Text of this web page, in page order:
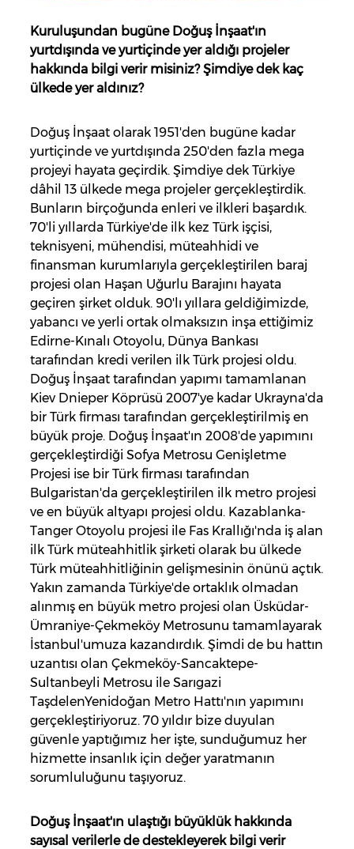
Kuruluşundan bugüne Doğuş İnşaat'ın
yurtdışında ve yurtiçinde yer aldığı projeler
hakkında bilgi verir misiniz? Şimdiye dek kaç
ülkede yer aldınız?
Doğuş İnşaat olarak 1951'den bugüne kadar
yurtiçinde ve yurtdışında 250'den fazla mega
projeyi hayata geçirdik. Şimdiye dek Türkiye
dâhil 13 ülkede mega projeler gerçekleştirdik.
Bunların birçoğunda enleri ve ilkleri başardık.
70'li yıllarda Türkiye'de ilk kez Türk işçisi,
teknisyeni, mühendisi, müteahhidi ve
finansman kurumlarıyla gerçekleştirilen baraj
projesi olan Haşan Uğurlu Barajını hayata
geçiren şirket olduk. 90'lı yıllara geldiğimizde,
yabancı ve yerli ortak olmaksızın inşa ettiğimiz
Edirne-Kınalı Otoyolu, Dünya Bankası
tarafından kredi verilen ilk Türk projesi oldu.
Doğuş İnşaat tarafından yapımı tamamlanan
Kiev Dnieper Köprüsü 2007'ye kadar Ukrayna'da
bir Türk firması tarafından gerçekleştirilmiş en
büyük proje. Doğuş İnşaat'ın 2008'de yapımını
gerçekleştirdiği Sofya Metrosu Genişletme
Projesi ise bir Türk firması tarafından
Bulgaristan'da gerçekleştirilen ilk metro projesi
ve en büyük altyapı projesi oldu. Kazablanka-
Tanger Otoyolu projesi ile Fas Krallığı'nda iş alan
ilk Türk müteahhitlik şirketi olarak bu ülkede
Türk müteahhitliğinin gelişmesinin önünü açtık.
Yakın zamanda Türkiye'de ortaklık olmadan
alınmış en büyük metro projesi olan Üsküdar-
Ümraniye-Çekmeköy Metrosunu tamamlayarak
İstanbul'umuza kazandırdık. Şimdi de bu hattın
uzantısı olan Çekmeköy-Sancaktepe-
Sultanbeyli Metrosu ile Sarıgazi
TaşdelenYenidoğan Metro Hattı'nın yapımını
gerçekleştiriyoruz. 70 yıldır bize duyulan
güvenle yaptığımız her işte, sunduğumuz her
hizmette insanlık için değer yaratmanın
sorumluluğunu taşıyoruz.
Doğuş İnşaat'ın ulaştığı büyüklük hakkında
sayısal verilerle de destekleyerek bilgi verir